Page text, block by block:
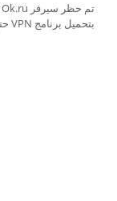
بتحميل برنامج VPN حتى تتمكن من مشاهدة الحلقات.